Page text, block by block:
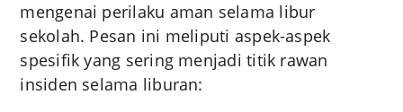
mengenai perilaku aman selama libur
sekolah. Pesan ini meliputi aspek-aspek
spesifik yang sering menjadi titik rawan
insiden selama liburan: